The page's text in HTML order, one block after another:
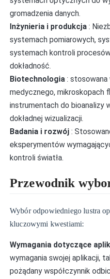
gromadzenia danych.
Inżynieria i produkcja :
systemach pomiarowych,
systemach kontroli
dokładność.
Biotechnologia : stosowana
medycznego, mikroskopach
instrumentach do bioanalizy
dokładnej wizualizacji.
Badania i rozwój :
eksperymentów
kontroli światła.
Przewodnik
Wybór odpowiedniego lustra
kluczowymi kwestiami:
Wymagania dotyczące
wymagania swojej aplikacji,
pożądany współczynnik